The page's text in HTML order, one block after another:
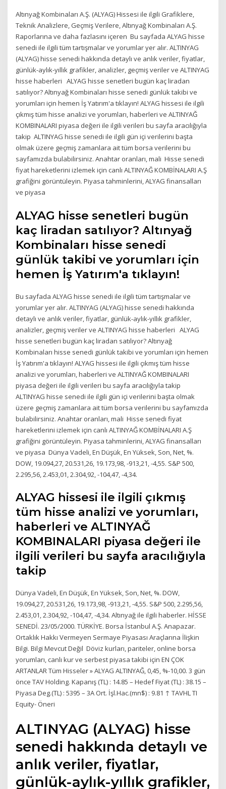
Altınyağ Kombinaları A.Ş. (ALYAG) Hissesi ile ilgili Grafiklere,
Teknik Analizlere, Geçmiş Verilere, Altınyağ Kombinaları A.Ş.
Raporlarına ve daha fazlasını içeren Bu sayfada ALYAG hisse
senedi ile ilgili tüm tartışmalar ve yorumlar yer alır. ALTINYAG
(ALYAG) hisse senedi hakkında detaylı ve anlık veriler, fiyatlar,
günlük-aylık-yıllık grafikler, analizler, geçmiş veriler ve ALTINYAG
hisse haberleri ALYAG hisse senetleri bugün kaç liradan
satılıyor? Altınyağ Kombinaları hisse senedi günlük takibi ve
yorumları için hemen İş Yatırım'a tıklayın! ALYAG hissesi ile ilgili
çıkmış tüm hisse analizi ve yorumları, haberleri ve ALTINYAĞ
KOMBINALARI piyasa değeri ile ilgili verileri bu sayfa aracılığıyla
takip ALTINYAG hisse senedi ile ilgili gün içi verilerini başta
olmak üzere geçmiş zamanlara ait tüm borsa verilerini bu
sayfamızda bulabilirsiniz. Anahtar oranları, mali Hisse senedi
fiyat hareketlerini izlemek için canlı ALTINYAĞ KOMBİNALARI A.Ş
grafiğini görüntüleyin. Piyasa tahminlerini, ALYAG finansalları
ve piyasa
ALYAG hisse senetleri bugün
kaç liradan satılıyor? Altınyağ
Kombinaları hisse senedi
günlük takibi ve yorumları için
hemen İş Yatırım'a tıklayın!
Bu sayfada ALYAG hisse senedi ile ilgili tüm tartışmalar ve
yorumlar yer alır. ALTINYAG (ALYAG) hisse senedi hakkında
detaylı ve anlık veriler, fiyatlar, günlük-aylık-yıllık grafikler,
analizler, geçmiş veriler ve ALTINYAG hisse haberleri ALYAG
hisse senetleri bugün kaç liradan satılıyor? Altınyağ
Kombinaları hisse senedi günlük takibi ve yorumları için hemen
İş Yatırım'a tıklayın! ALYAG hissesi ile ilgili çıkmış tüm hisse
analizi ve yorumları, haberleri ve ALTINYAĞ KOMBINALARI
piyasa değeri ile ilgili verileri bu sayfa aracılığıyla takip
ALTINYAG hisse senedi ile ilgili gün içi verilerini başta olmak
üzere geçmiş zamanlara ait tüm borsa verilerini bu sayfamızda
bulabilirsiniz. Anahtar oranları, mali Hisse senedi fiyat
hareketlerini izlemek için canlı ALTINYAĞ KOMBİNALARI A.Ş
grafiğini görüntüleyin. Piyasa tahminlerini, ALYAG finansalları
ve piyasa Dünya Vadeli, En Düşük, En Yüksek, Son, Net, %.
DOW, 19.094,27, 20.531,26, 19.173,98, -913,21, -4,55. S&P 500,
2.295,56, 2.453,01, 2.304,92, -104,47, -4,34.
ALYAG hissesi ile ilgili çıkmış
tüm hisse analizi ve yorumları,
haberleri ve ALTINYAĞ
KOMBINALARI piyasa değeri ile
ilgili verileri bu sayfa aracılığıyla
takip
Dünya Vadeli, En Düşük, En Yüksek, Son, Net, %. DOW,
19.094,27, 20.531,26, 19.173,98, -913,21, -4,55. S&P 500, 2.295,56,
2.453,01, 2.304,92, -104,47, -4,34. Altınyağ ile ilgili haberler. HİSSE
SENEDİ. 23/05/2000. TÜRKİYE. Borsa İstanbul A.Ş. Anapazar.
Ortaklık Hakkı Vermeyen Sermaye Piyasası Araçlarına İlişkin
Bilgi. Bilgi Mevcut Değil Döviz kurları, pariteler, online borsa
yorumları, canlı kur ve serbest piyasa takibi için EN ÇOK
ARTANLAR Tüm Hisseler » ALYAG ALTINYAĞ, 0,45, %-10,00. 3 gün
önce TAV Holding. Kapanış (TL) : 14.85 – Hedef Fiyat (TL) : 38.15 –
Piyasa Deg.(TL) : 5395 – 3A Ort. İşl.Hac.(mn$) : 9.81 ↑ TAVHL TI
Equity- Öneri
ALTINYAG (ALYAG) hisse
senedi hakkında detaylı ve
anlık veriler, fiyatlar,
günlük-aylık-yıllık grafikler,